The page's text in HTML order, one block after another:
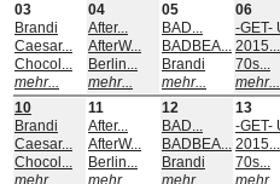
03
Brandi
Caesar...
Chocol...
mehr...
04
After...
AfterW...
Berlin...
mehr...
05
BAD...
BADBEA...
Brandi
mehr...
06
-GET-
2015...
70s...
mehr...
10
Brandi
Caesar...
Chocol...
mehr...
11
After...
AfterW...
Berlin...
mehr...
12
BAD...
BADBEA...
Brandi
mehr...
13
-GET-
2015...
70s...
mehr...